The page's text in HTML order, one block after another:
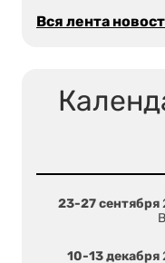
Вся лента
23-27 сентября
10-13 декабря